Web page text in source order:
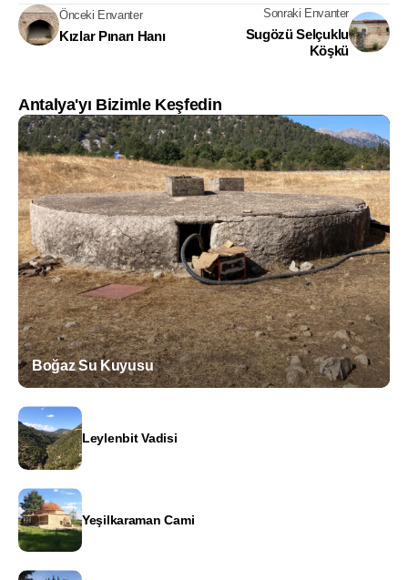
Önceki Envanter
Kızlar Pınarı Hanı
Sonraki Envanter
Sugözü Selçuklu
Köşkü
Antalya'yı Bizimle Keşfedin
Boğaz Su Kuyusu
Leylenbit Vadisi
Yeşilkaraman Cami